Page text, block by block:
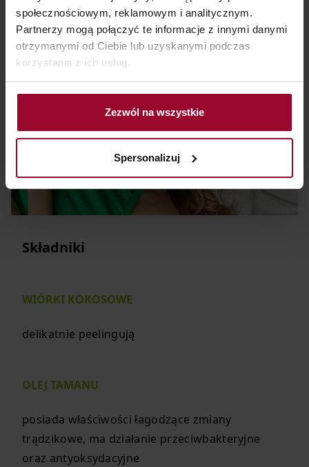
społecznościowym, reklamowym i analitycznym.
Partnerzy mogą połączyć te informacje z innymi danymi
otrzymanymi od Ciebie lub uzyskanymi podczas
korzystania z ich usług.
Zezwól na wszystkie
Spersonalizuj
Składniki
WIÓRKI KOKOSOWE
delikatnie peelingują
OLEJ TAMANU
posiada właściwości łagodzące zmiany
trądzikowe, ma działanie przeciwbakteryjne
oraz antyoksydacyjne